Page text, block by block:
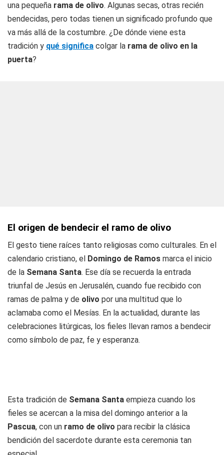
una pequeña rama de olivo. Algunas secas, otras recién
bendecidas, pero todas tienen un significado profundo que
va más allá de la costumbre. ¿De dónde viene esta
tradición y qué significa colgar la rama de olivo en la
puerta?
El origen de bendecir el ramo de olivo
El gesto tiene raíces tanto religiosas como culturales. En el
calendario cristiano, el Domingo de Ramos marca el inicio
de la Semana Santa. Ese día se recuerda la entrada
triunfal de Jesús en Jerusalén, cuando fue recibido con
ramas de palma y de olivo por una multitud que lo
aclamaba como el Mesías. En la actualidad, durante las
celebraciones litúrgicas, los fieles llevan ramos a bendecir
como símbolo de paz, fe y esperanza.
Esta tradición de Semana Santa empieza cuando los
fieles se acercan a la misa del domingo anterior a la
Pascua, con un ramo de olivo para recibir la clásica
bendición del sacerdote durante esta ceremonia tan